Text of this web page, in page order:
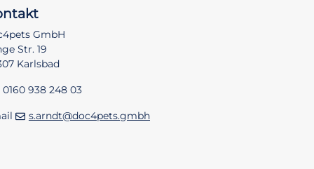
GmbH
Str. 19
Karlsbad
0160 938 248 03
s.arndt@doc4pets.gmbh